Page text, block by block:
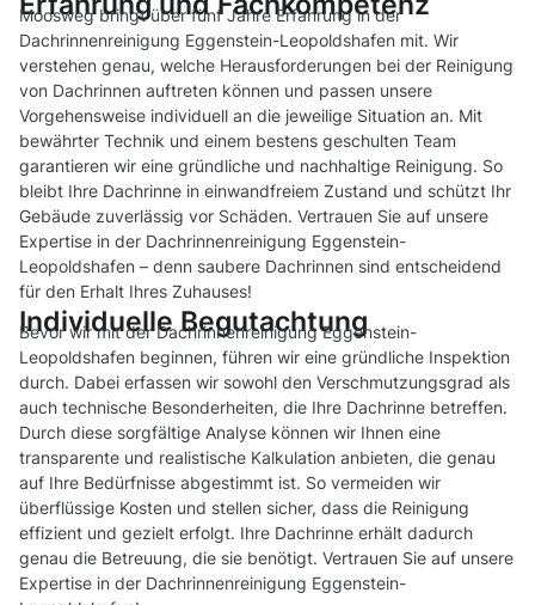
Moosweg bringt über fünf Jahre Erfahrung in der
Dachrinnenreinigung Eggenstein-Leopoldshafen mit. Wir
verstehen genau, welche Herausforderungen bei der Reinigung
von Dachrinnen auftreten können und passen unsere
Vorgehensweise individuell an die jeweilige Situation an. Mit
bewährter Technik und einem bestens geschulten Team
garantieren wir eine gründliche und nachhaltige Reinigung. So
bleibt Ihre Dachrinne in einwandfreiem Zustand und schützt Ihr
Gebäude zuverlässig vor Schäden. Vertrauen Sie auf unsere
Expertise in der Dachrinnenreinigung Eggenstein-
Leopoldshafen – denn saubere Dachrinnen sind entscheidend
für den Erhalt Ihres Zuhauses!
Individuelle Begutachtung
Bevor wir mit der Dachrinnenreinigung Eggenstein-
Leopoldshafen beginnen, führen wir eine gründliche Inspektion
durch. Dabei erfassen wir sowohl den Verschmutzungsgrad als
auch technische Besonderheiten, die Ihre Dachrinne betreffen.
Durch diese sorgfältige Analyse können wir Ihnen eine
transparente und realistische Kalkulation anbieten, die genau
auf Ihre Bedürfnisse abgestimmt ist. So vermeiden wir
überflüssige Kosten und stellen sicher, dass die Reinigung
effizient und gezielt erfolgt. Ihre Dachrinne erhält dadurch
genau die Betreuung, die sie benötigt. Vertrauen Sie auf unsere
Expertise in der Dachrinnenreinigung Eggenstein-